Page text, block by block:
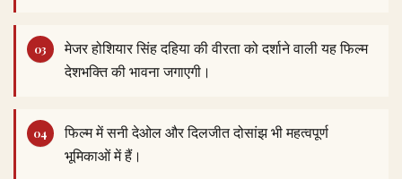
मेजर होशियार सिंह दहिया की वीरता को दर्शाने वाली यह फिल्म
देशभक्ति की भावना जगाएगी।
फिल्म में सनी देओल और दिलजीत दोसांझ भी महत्वपूर्ण
भूमिकाओं में हैं।